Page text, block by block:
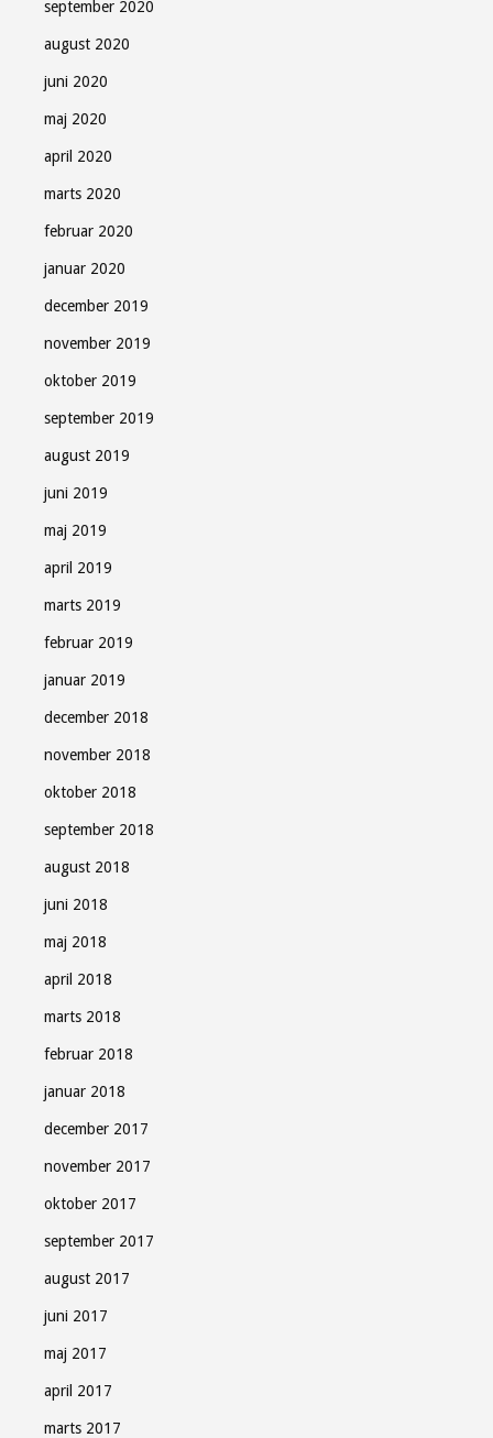
september 2020
august 2020
juni 2020
maj 2020
april 2020
marts 2020
februar 2020
januar 2020
december 2019
november 2019
oktober 2019
september 2019
august 2019
juni 2019
maj 2019
april 2019
marts 2019
februar 2019
januar 2019
december 2018
november 2018
oktober 2018
september 2018
august 2018
juni 2018
maj 2018
april 2018
marts 2018
februar 2018
januar 2018
december 2017
november 2017
oktober 2017
september 2017
august 2017
juni 2017
maj 2017
april 2017
marts 2017